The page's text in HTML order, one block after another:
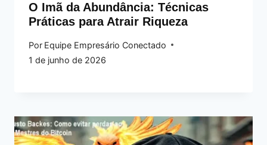
O Imã da Abundância: Técnicas
Práticas para Atrair Riqueza
Por Equipe Empresário Conectado
1 de junho de 2026